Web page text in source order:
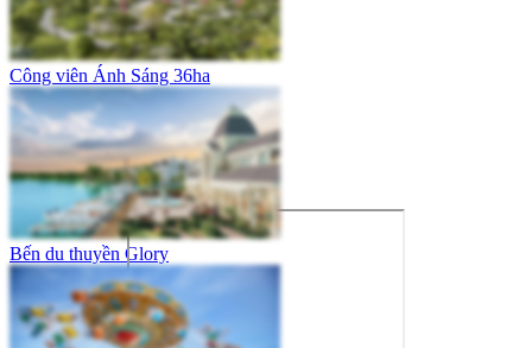
Công viên Ánh Sáng 36ha
Bến du thuyền Glory